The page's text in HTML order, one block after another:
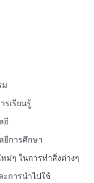
ม
รเรียนรู้
ยี
ยีการศึกษา
ม่ๆ ในการทำสิ่งต่างๆ
ะการนำไปใช้